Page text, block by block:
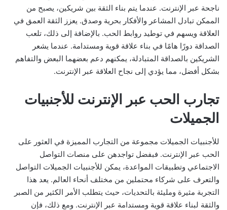
ناجحة عبر الإنترنت. عندما يتم بناء الثقة بين شريكين، يصبح من
الممكن تبادل المشاعر والأفكار بحرية وصدق. يعزز الثقة العمق في
العلاقة ويسهم في توطيد روابط الحب. بالإضافة إلى ذلك، تلعب
الصداقة دورًا هامًا في بناء علاقة قوية ومستدامة. عندما يشعر
الشريكين بالصداقة المتبادلة، يمكنهم دعم بعضهما البعض والتفاهم
بشكل أفضل، مما يؤدي إلى نجاح العلاقة عبر الإنترنت.
تجارب الحب عبر الإنترنت للأجنبيات
الجميلات
للأجنبيات الجميلات مجموعة من التجارب المميزة في العثور على
الحب عبر الإنترنت. فبفضل تواجدهن على منصات التواصل
الاجتماعي وتطبيقات المواعدة، يمكن للأجنبيات الجميلات التواصل
والتعرف على شركاء محتملين من مختلف أنحاء العالم. يعد هذا
التجربة مثيرة ومليئة بالتحديات، حيث يتطلب الأمر الكثير من الصبر
والثقة لبناء علاقة قوية ومستدامة عبر الإنترنت. ومع ذلك، فإن